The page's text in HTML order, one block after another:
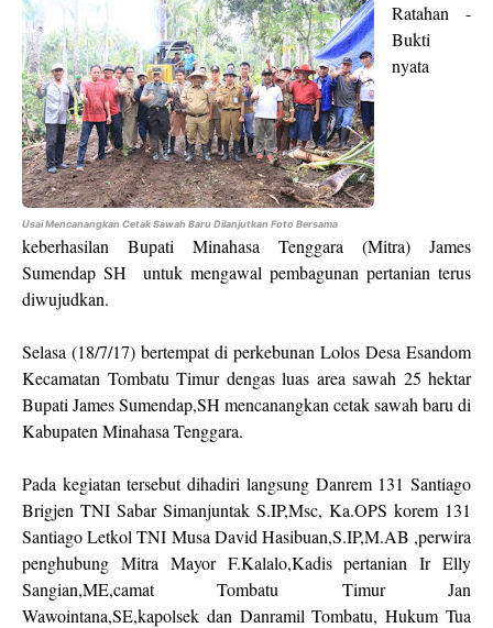
Usai Mencanangkan Cetak Sawah Baru Dilanjutkan Foto Bersama
Ratahan -
Bukti
nyata
keberhasilan Bupati Minahasa Tenggara (Mitra) James
Sumendap SH untuk mengawal pembagunan pertanian terus
diwujudkan.
Selasa (18/7/17) bertempat di perkebunan Lolos Desa Esandom
Kecamatan Tombatu Timur dengas luas area sawah 25 hektar
Bupati James Sumendap,SH mencanangkan cetak sawah baru di
Kabupaten Minahasa Tenggara.
Pada kegiatan tersebut dihadiri langsung Danrem 131 Santiago
Brigjen TNI Sabar Simanjuntak S.IP,Msc, Ka.OPS korem 131
Santiago Letkol TNI Musa David Hasibuan,S.IP,M.AB ,perwira
penghubung Mitra Mayor F.Kalalo,Kadis pertanian Ir Elly
Sangian,ME,camat Tombatu Timur Jan
Wawointana,SE,kapolsek dan Danramil Tombatu, Hukum Tua